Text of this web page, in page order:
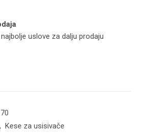
uslove za dalju prodaju
, Kese za usisivače